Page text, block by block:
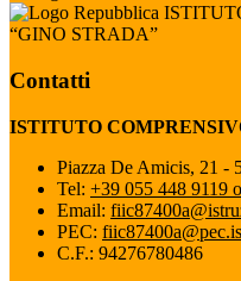
“GINO STRADA”
Contatti
ISTITUTO
Piazza De Amicis, 21 -
Tel: +39 055 448 9119
Email:
PEC:
C.F.: 94276780486